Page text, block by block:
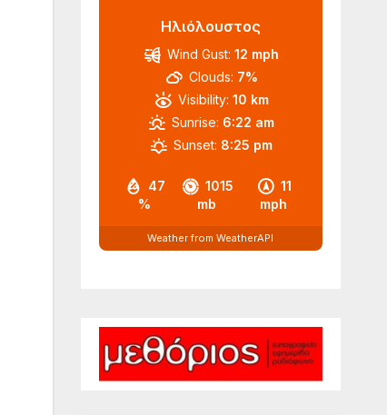
Ηλιόλουστος
47
%
1015
mb
11
mph
Wind Gust: 12 mph
Clouds: 7%
Visibility: 10 km
Sunrise: 6:22 am
Sunset: 8:25 pm
Weather from WeatherAPI